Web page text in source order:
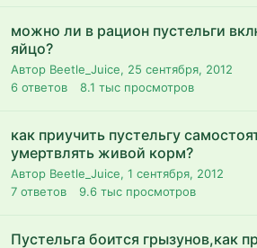
можно ли в рацион пустельги
яйцо?
Автор Beetle_Juice, 25 сентября, 2012
6 ответов 8.1 тыс просмотров
как приучить пустельгу
умертвлять живой корм?
Автор Beetle_Juice, 1 сентября, 2012
7 ответов 9.6 тыс просмотров
Пустельга боится грызунов,как